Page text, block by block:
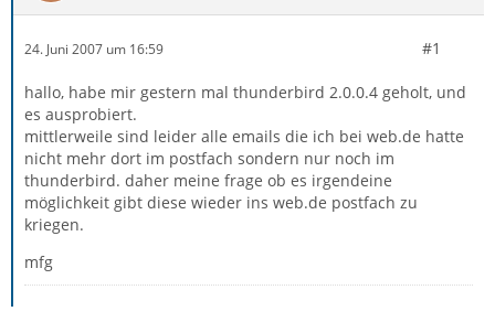
24. Juni 2007 um 16:59 #1
hallo, habe mir gestern mal thunderbird 2.0.0.4 geholt, und
es ausprobiert.
mittlerweile sind leider alle emails die ich bei web.de hatte
nicht mehr dort im postfach sondern nur noch im
thunderbird. daher meine frage ob es irgendeine
möglichkeit gibt diese wieder ins web.de postfach zu
kriegen.
mfg